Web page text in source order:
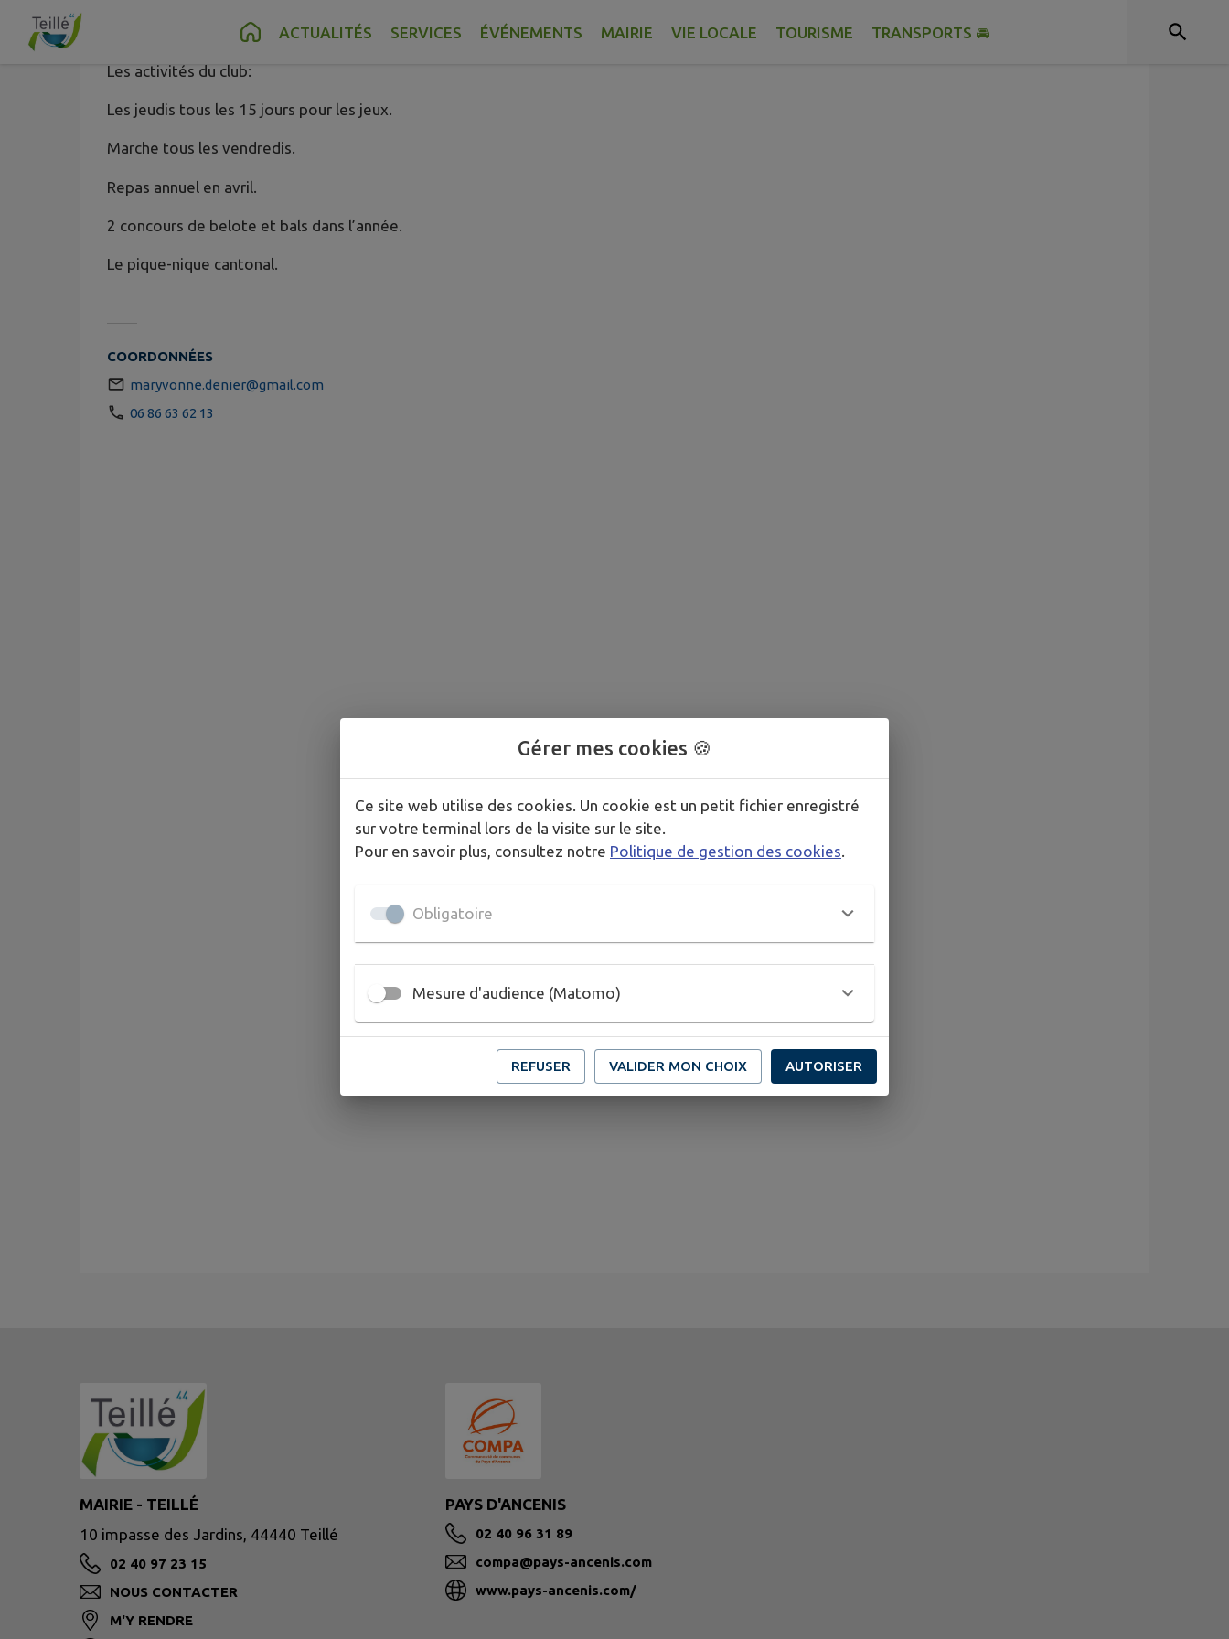
Contenu Recherche Pied de page
ACTUALITÉS SERVICES ÉVÉNEMENTS MAIRIE VIE LOCALE TOURISME TRANSPORTS 🚘
Amicale des retraités
Les activités du club:
Les jeudis tous les 15 jours pour les jeux.
Marche tous les vendredis.
Repas annuel en avril.
2 concours de belote et bals dans l’année.
Le pique-nique cantonal.
COORDONNÉES
maryvonne.denier@gmail.com
06 86 63 62 13
MAIRIE - TEILLÉ
10 impasse des Jardins, 44440 Teillé
02 40 97 23 15
NOUS CONTACTER
M'Y RENDRE
PAYS D'ANCENIS
02 40 96 31 89
compa@pays-ancenis.com
www.pays-ancenis.com/
Gérer mes cookies 🍪
Ce site web utilise des cookies. Un cookie est un petit fichier enregistré
sur votre terminal lors de la visite sur le site.
Pour en savoir plus, consultez notre Politique de gestion des cookies
Obligatoire
Mesure d'audience (Matomo)
REFUSER VALIDER MON CHOIX AUTORISER